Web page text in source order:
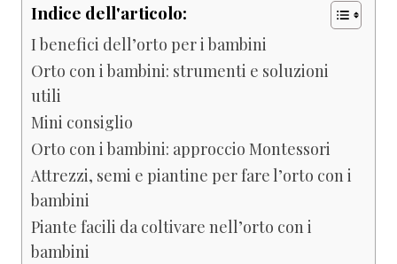
Indice dell'articolo:
I benefici dell’orto per i bambini
Orto con i bambini: strumenti e soluzioni
utili
Mini consiglio
Orto con i bambini: approccio Montessori
Attrezzi, semi e piantine per fare l’orto con i
bambini
Piante facili da coltivare nell’orto con i
bambini